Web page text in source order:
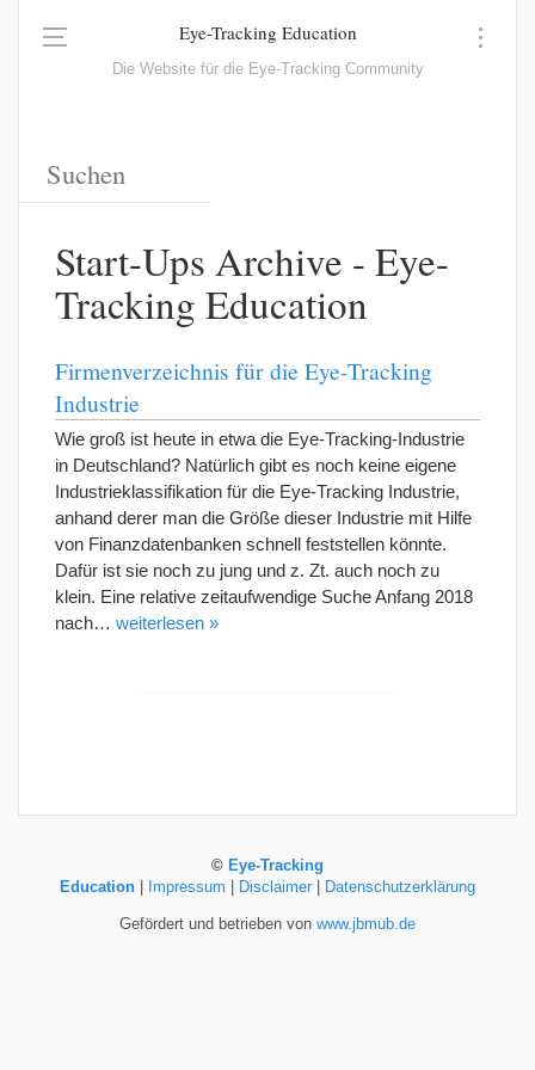
Eye-Tracking Education
Die Website für die Eye-Tracking Community
Start-Ups Archive - Eye-
Tracking Education
Firmenverzeichnis für die Eye-Tracking
Industrie
Wie groß ist heute in etwa die Eye-Tracking-Industrie
in Deutschland? Natürlich gibt es noch keine eigene
Industrieklassifikation für die Eye-Tracking Industrie,
anhand derer man die Größe dieser Industrie mit Hilfe
von Finanzdatenbanken schnell feststellen könnte.
Dafür ist sie noch zu jung und z. Zt. auch noch zu
klein. Eine relative zeitaufwendige Suche Anfang 2018
nach… weiterlesen »
© Eye-Tracking
Education
Impressum Disclaimer Datenschutzerklärung
Gefördert und betrieben von www.jbmub.de